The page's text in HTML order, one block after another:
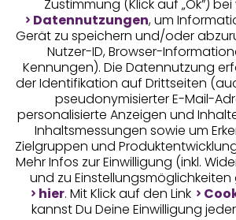
Geprüfte Sicherheit
Unsere Apps
Zustimmung (Klick auf „Ok”)
Datennutzungen, um
Gerät zu speichern und/oder
Nutzer-ID, Browser-
Kennungen). Die Datennutzung
der Identifikation auf Drittseiten
pseudonymisierter E-Mail-
personalisierte Anzeigen und
Inhaltsmessungen sowie um
Zielgruppen und
Mehr Infos zur Einwilligung (inkl.
und zu Einstellungsmöglichkeiten
hier. Mit Klick auf den Link
kannst Du Deine Einwilligung